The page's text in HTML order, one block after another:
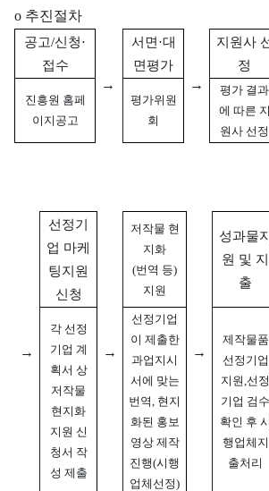
o 추진절차
공고/신청⋅
접수
→
서면·대
면평가
→
지원사
정
진흥원 홈페
이지공고
평가위원
회
평가 결과
에 따른 지
원사 선정
→
선정기
업 마케
팅지원
신청
→
저작물 현
지화
(번역 등)
지원
→
성과물지
원 및 지
출
각 선정
기업 계
획서 상
저작물
현지화
지원 신
청서 작
성 제출
선정기업
이 제출한
과업지시
서에 맞는
번역, 현지
화된 홍보
영상 제작
진행(시행
업체선정)
제작물품
선정기업
지원,선정
기업 검수
확인 후 시
행업체지
출처리